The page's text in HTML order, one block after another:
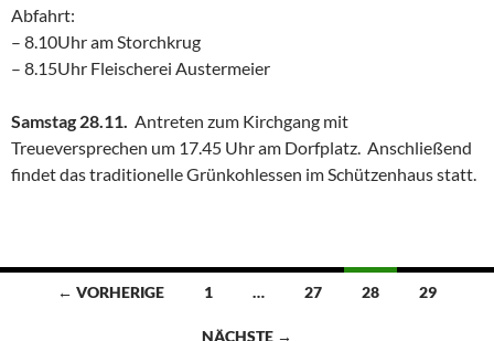
Abfahrt:
– 8.10Uhr am Storchkrug
– 8.15Uhr Fleischerei Austermeier
Samstag 28.11. Antreten zum Kirchgang mit
Treueversprechen um 17.45 Uhr am Dorfplatz. Anschließend
findet das traditionelle Grünkohlessen im Schützenhaus statt.
Beitragsnavigation
← VORHERIGE 1 … 27 28 29
NÄCHSTE →